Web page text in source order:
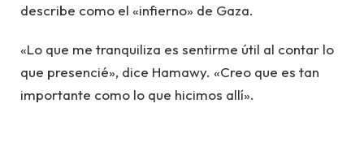
describe como el «infierno» de Gaza.
«Lo que me tranquiliza es sentirme útil al contar lo
que presencié», dice Hamawy. «Creo que es tan
importante como lo que hicimos allí».